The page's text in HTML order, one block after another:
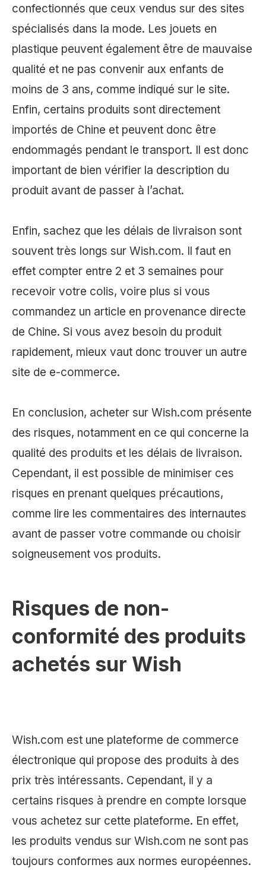
confectionnés que ceux vendus sur des sites
spécialisés dans la mode. Les jouets en
plastique peuvent également être de mauvaise
qualité et ne pas convenir aux enfants de
moins de 3 ans, comme indiqué sur le site.
Enfin, certains produits sont directement
importés de Chine et peuvent donc être
endommagés pendant le transport. Il est donc
important de bien vérifier la description du
produit avant de passer à l’achat.
Enfin, sachez que les délais de livraison sont
souvent très longs sur Wish.com. Il faut en
effet compter entre 2 et 3 semaines pour
recevoir votre colis, voire plus si vous
commandez un article en provenance directe
de Chine. Si vous avez besoin du produit
rapidement, mieux vaut donc trouver un autre
site de e-commerce.
En conclusion, acheter sur Wish.com présente
des risques, notamment en ce qui concerne la
qualité des produits et les délais de livraison.
Cependant, il est possible de minimiser ces
risques en prenant quelques précautions,
comme lire les commentaires des internautes
avant de passer votre commande ou choisir
soigneusement vos produits.
Risques de non-
conformité des produits
achetés sur Wish
Wish.com est une plateforme de commerce
électronique qui propose des produits à des
prix très intéressants. Cependant, il y a
certains risques à prendre en compte lorsque
vous achetez sur cette plateforme. En effet,
les produits vendus sur Wish.com ne sont pas
toujours conformes aux normes européennes.